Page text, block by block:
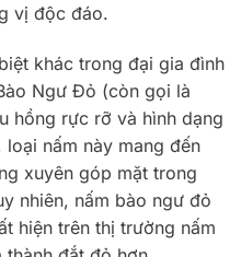
vị độc đáo.
khác trong đại gia đình
Ngư Đỏ (còn gọi là
hồng rực rỡ và hình dạng
nấm này mang đến
xuyên góp mặt trong
nhiên, nấm bào ngư đỏ
hiện trên thị trường nấm